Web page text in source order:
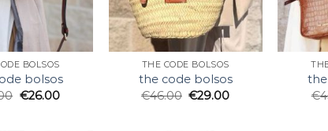
BOLSOS
bolsos
€26.00
THE CODE BOLSOS
the code bolsos
€46.00 €29.00
€